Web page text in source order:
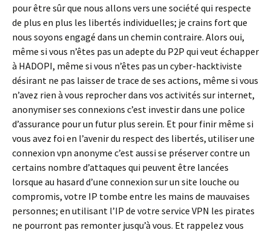
pour être sûr que nous allons vers une société qui respecte
de plus en plus les libertés individuelles; je crains fort que
nous soyons engagé dans un chemin contraire. Alors oui,
même si vous n’êtes pas un adepte du P2P qui veut échapper
à HADOPI, même si vous n’êtes pas un cyber-hacktiviste
désirant ne pas laisser de trace de ses actions, même si vous
n’avez rien à vous reprocher dans vos activités sur internet,
anonymiser ses connexions c’est investir dans une police
d’assurance pour un futur plus serein. Et pour finir même si
vous avez foi en l’avenir du respect des libertés, utiliser une
connexion vpn anonyme c’est aussi se préserver contre un
certains nombre d’attaques qui peuvent être lancées
lorsque au hasard d’une connexion sur un site louche ou
compromis, votre IP tombe entre les mains de mauvaises
personnes; en utilisant l’IP de votre service VPN les pirates
ne pourront pas remonter jusqu’à vous. Et rappelez vous